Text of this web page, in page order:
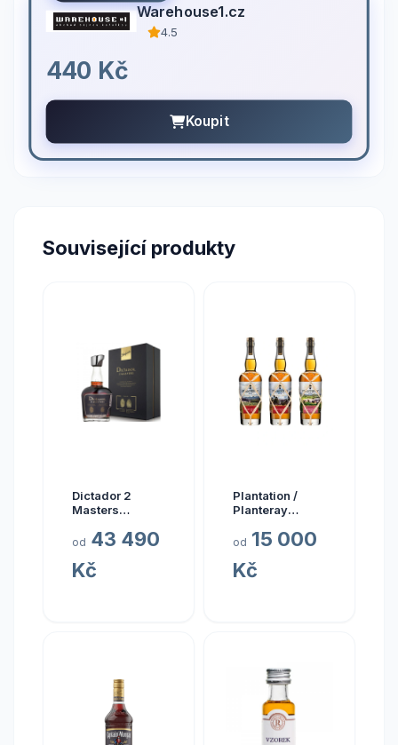
Warehouse1.cz
4.5
440 Kč
Koupit
Související produkty
Dictador 2
Masters
1977 45yo (3rd
od 43 490
Kč
Plantation /
Planteray
Sada Single
Cellar 2024
od 15 000
Kč